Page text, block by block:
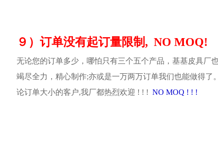
９）订单没有起订量限制, NO MOQ!
无论您的订单多少，哪怕只有三个五个产品，基基皮具厂
竭尽全力，精心制作;亦或是一万两万订单我们也能做得了
论订单大小的客户,我厂都热烈欢迎 ! ! ! NO MOQ ! ! !